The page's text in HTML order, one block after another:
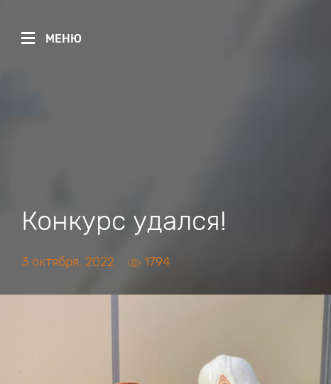
МЕНЮ
Конкурс удался!
3 октября, 2022 1794